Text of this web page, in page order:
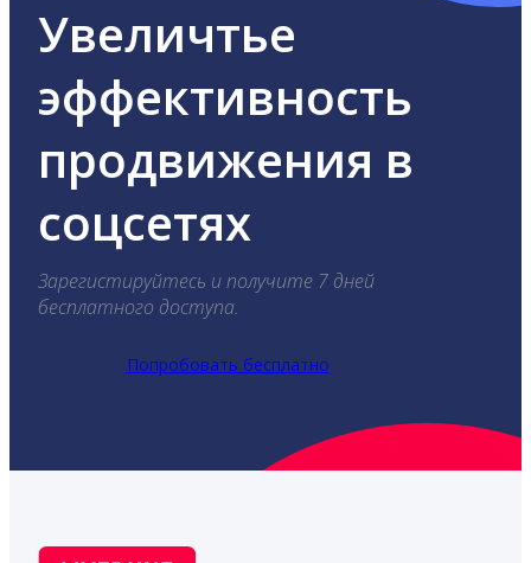
Увеличтье
эффективность
продвижения в
соцсетях
Зарегистируйтесь и получите 7 дней
бесплатного доступа.
Попробовать бесплатно